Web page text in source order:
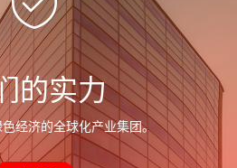
的实力
经济的全球化产业集团。